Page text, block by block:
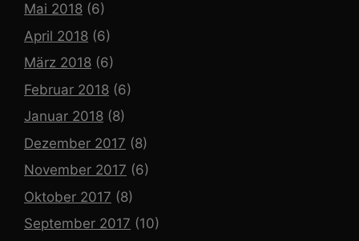
Mai 2018 (6)
April 2018 (6)
März 2018 (6)
Februar 2018 (6)
Januar 2018 (8)
Dezember 2017 (8)
November 2017 (6)
Oktober 2017 (8)
September 2017 (10)